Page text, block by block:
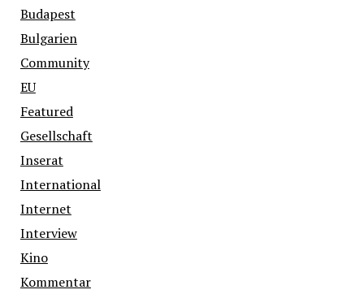
Budapest
Bulgarien
Community
EU
Featured
Gesellschaft
Inserat
International
Internet
Interview
Kino
Kommentar